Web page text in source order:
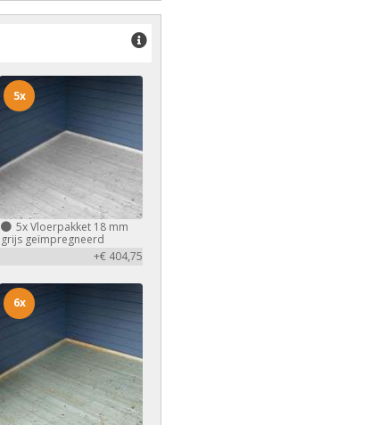
5xVloerpakket 18 mm
grijs geïmpregneerd
+€ 404,75
5x
6x